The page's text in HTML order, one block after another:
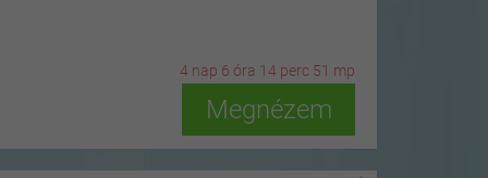
4 nap 6 óra 14 perc 49 mp
Megnézem